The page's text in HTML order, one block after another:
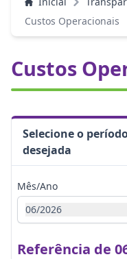
Custos Operacionais
Custos
Selecione o
desejada
Mês/Ano
06/2026
Referência de